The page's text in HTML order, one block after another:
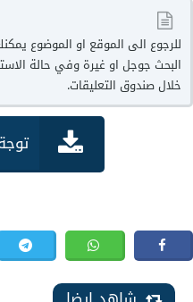
للرجوع الى الموقع او الموضوع
البحث جوجل او غيرة وفي حالة
خلال صندوق التعليقات.